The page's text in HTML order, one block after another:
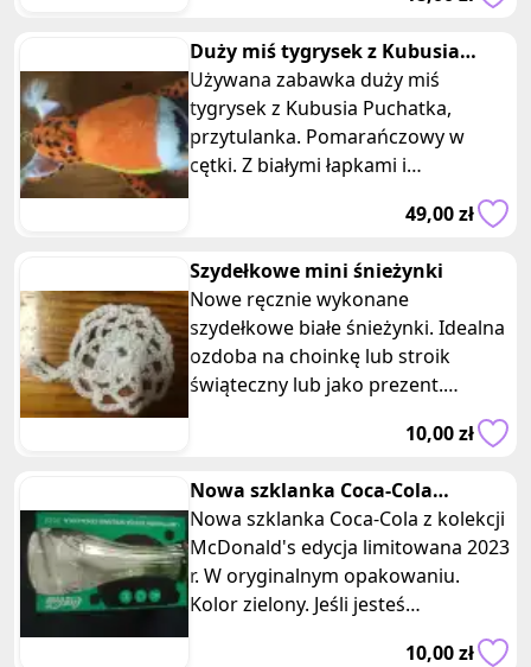
Duży miś tygrysek z Kubusia
Puchatka pomarańczowy w cętki
Używana zabawka duży miś
tygrysek z Kubusia Puchatka,
przytulanka. Pomarańczowy w
cętki. Z białymi łapkami i
49,00 zł
Szydełkowe mini śnieżynki
Nowe ręcznie wykonane
szydełkowe białe śnieżynki. Idealna
ozdoba na choinkę lub stroik
świąteczny lub jako prezent.
10,00 zł
Nowa szklanka Coca-Cola
McDonald's limitowana edycja
zielona
Nowa szklanka Coca-Cola z kolekcji
McDonald's edycja limitowana 2023
r. W oryginalnym opakowaniu.
Kolor zielony. Jeśli jesteś
kolekcjonerem lub miłośnikiem limi
10,00 zł